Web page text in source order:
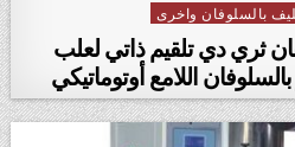
بالسلوفان واخرى
ثري دي تلقيم ذاتي لعلب
اللامع أوتوماتيكي